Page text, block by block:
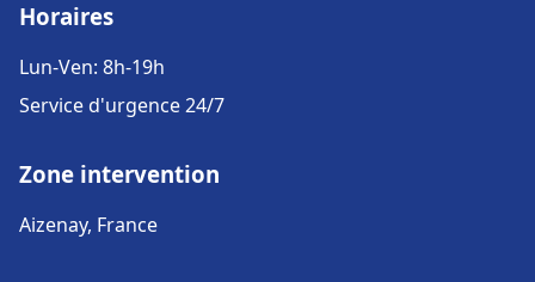
Horaires
Lun-Ven: 8h-19h
Service d'urgence 24/7
Zone intervention
Aizenay, France